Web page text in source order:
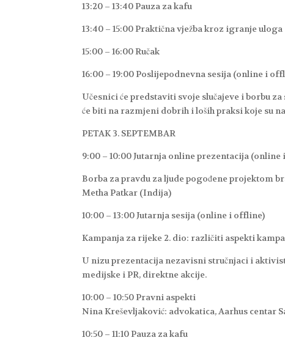
13:20 – 13:40 Pauza za kafu
13:40 – 15:00 Praktična vježba kroz igranje uloga
15:00 – 16:00 Ručak
16:00 – 19:00 Poslijepodnevna sesija (online i
Učesnici će predstaviti svoje slučajeve i borbu
će biti na razmjeni dobrih i loših praksi koje su
PETAK 3. SEPTEMBAR
9:00 – 10:00 Jutarnja online prezentacija
Borba za pravdu za ljude pogođene projektom
Metha Patkar (Indija)
10:00 – 13:00 Jutarnja sesija (online i offline)
Kampanja za rijeke 2. dio: različiti aspekti
U nizu prezentacija nezavisni stručnjaci i
medijske i PR, direktne akcije.
10:00 – 10:50 Pravni aspekti
Nina Kreševljaković: advokatica, Aarhus centar
10:50 – 11:10 Pauza za kafu